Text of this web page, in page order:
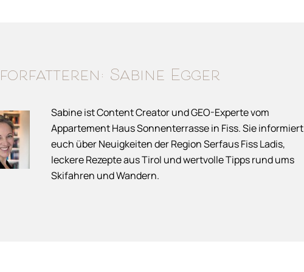
Sabine Egger
Sabine ist Content Creator und GEO-Experte vom
Appartement Haus Sonnenterrasse in Fiss. Sie informiert
euch über Neuigkeiten der Region Serfaus Fiss Ladis,
leckere Rezepte aus Tirol und wertvolle Tipps rund ums
Skifahren und Wandern.